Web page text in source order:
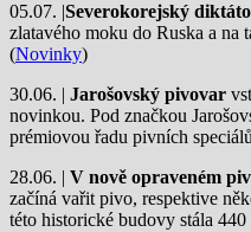
05.07. | Severokorejský
zlatavého moku do Ruska a na
(Novinky)
30.06. | Jarošovský pivovar
novinkou. Pod značkou
prémiovou řadu pivních
28.06. | V nově opraveném
začíná vařit pivo, respektive
této historické budovy stála